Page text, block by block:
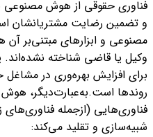
فناوری حقوقی از هوش مصنوعی
و تضمین رضایت مشتریانشان
مصنوعی و ابزارهای مبتنی‌بر آن
وکیل یا قاضی شناخته نشده‌‌اند.
برای افزایش بهره‌وری در
روند‌ها است.به‌عبارت‌دیگر،
فناوری‌هایی (ازجمله
شبیه‌سازی و تقلید می‌کند: